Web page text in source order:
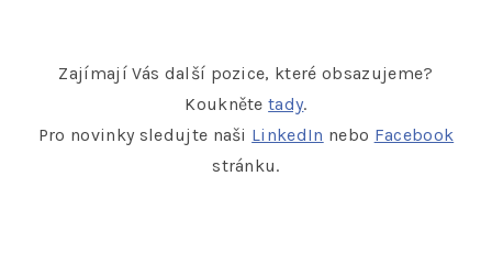
Zajímají Vás další pozice, které obsazujeme?
Kouknětetady.
Pro novinky sledujte naši LinkedIn nebo Facebook
stránku.